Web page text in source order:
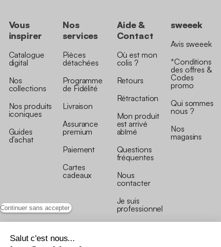
Continuer sans accepter
Salut c'est nous...
Vous
inspirer
Catalogue
digital
Nos
collections
Nos produits
iconiques
Guides
d’achat
Nos
services
Pièces
détachées
Programme
de Fidélité
Livraison
Assurance
premium
Paiement
Cartes
cadeaux
Aide &
Contact
Où est mon
colis ?
Retours
Rétractation
Mon produit
est arrivé
abîmé
Questions
fréquentes
Nous
contacter
Je suis
professionnel
sweeek
Avis sweeek
*Conditions
des offres &
Codes
promo
Qui sommes
nous ?
Nos
magasins